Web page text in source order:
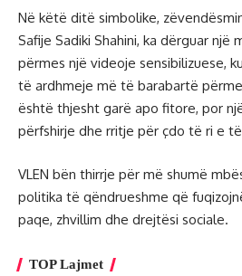
Në këtë ditë simbolike,
Safije Sadiki Shahini, ka dërguar një
përmes një videoje sensibilizuese,
të ardhmeje më të barabartë
është thjesht garë apo fitore, por
përfshirje dhe rritje për çdo të ri e të
VLEN bën thirrje për më shumë
politika të qëndrueshme që
paqe, zhvillim dhe drejtësi sociale.
TOP Lajmet